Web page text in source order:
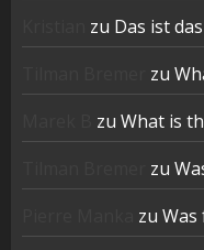
zu Das ist
zu
zu What is
zu
zu Was